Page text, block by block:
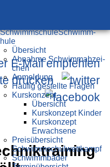
Schwimm­
Übersicht
Ab­nah­me Schwimm­ab­zei­
chen
Anmeldung
Häufig gestellte Fragen
Kurs­konzept
Übersicht
Kurskonzept Kinder
Kurskonzept
Erwachsene
Preis­über­sicht
Schwimm­schul­wett­kampf
Schwimm­bäder